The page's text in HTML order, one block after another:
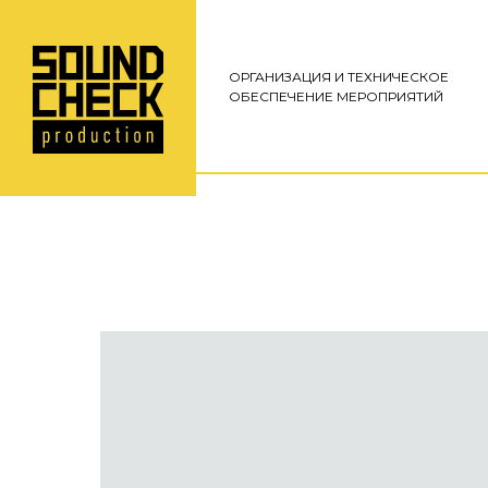
ОРГАНИЗАЦИЯ И ТЕХНИЧЕСКОЕ
ОБЕСПЕЧЕНИЕ МЕРОПРИЯТИЙ